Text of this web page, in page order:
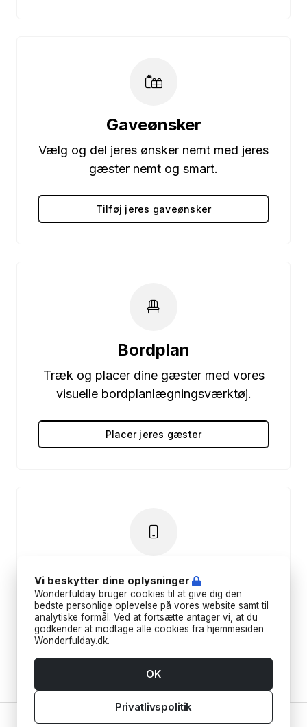
Gaveønsker
Vælg og del jeres ønsker nemt med jeres
gæster nemt og smart.
Tilføj jeres gaveønsker
Bordplan
Træk og placer dine gæster med vores
visuelle bordplanlægningsværktøj.
Placer jeres gæster
App
Planlæg dit arrangement farten, og lad
dine gæster dele billeder i et fælles
fotoalbum.
Download appen
Vi beskytter dine oplysninger
Wonderfulday bruger cookies til at give dig den
bedste personlige oplevelse på vores website samt til
analytiske formål. Ved at fortsætte antager vi, at du
godkender at modtage alle cookies fra hjemmesiden
Wonderfulday.dk.
Privatlivspolitik
OK